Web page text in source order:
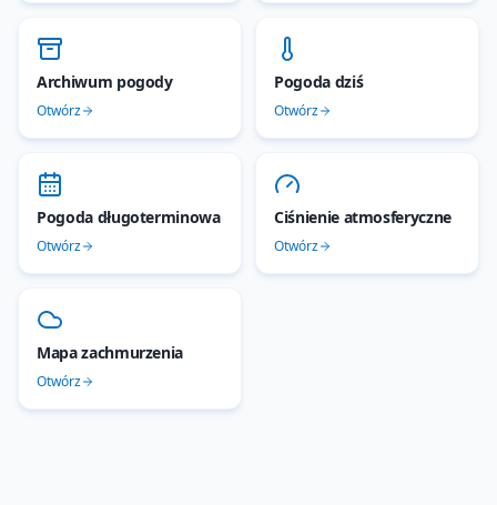
Archiwum pogody
Otwórz
Pogoda dziś
Otwórz
Pogoda długoterminowa
Otwórz
Ciśnienie atmosferyczne
Otwórz
Mapa zachmurzenia
Otwórz